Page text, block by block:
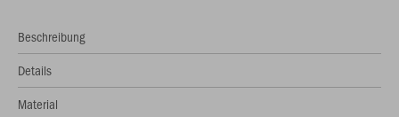
Beschreibung
Details
Material